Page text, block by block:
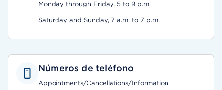
Monday through Friday, 5 to 9 p.m.
Saturday and Sunday, 7 a.m. to 7 p.m.
Números de teléfono
Appointments/Cancellations/Information